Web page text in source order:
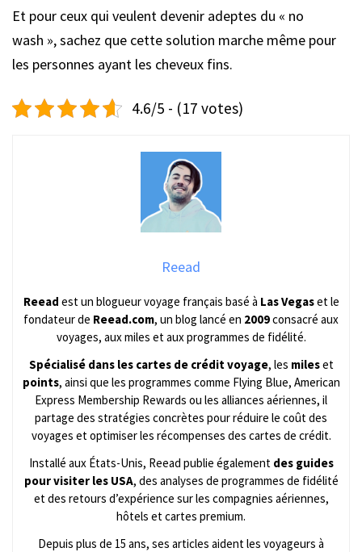
Et pour ceux qui veulent devenir adeptes du « no
wash », sachez que cette solution marche même pour
les personnes ayant les cheveux fins.
4.6/5 - (17 votes)
Reead
Reead est un blogueur voyage français basé à Las Vegaset le
fondateur de Reead.com, un blog lancé en 2009consacré aux
voyages, aux miles et aux programmes de fidélité.
Spécialisé dans les cartes de crédit voyage, les mileset
points, ainsi que les programmes comme Flying Blue, American
Express Membership Rewards ou les alliances aériennes, il
partage des stratégies concrètes pour réduire le coût des
voyages et optimiser les récompenses des cartes de crédit.
Installé aux États-Unis, Reead publie également des guides
pour visiter les USA, des analyses de programmes de fidélité
et des retours d’expérience sur les compagnies aériennes,
hôtels et cartes premium.
Depuis plus de 15 ans, ses articles aident les voyageurs à